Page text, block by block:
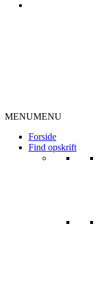
MENUMENU
Forside
Find opskrift